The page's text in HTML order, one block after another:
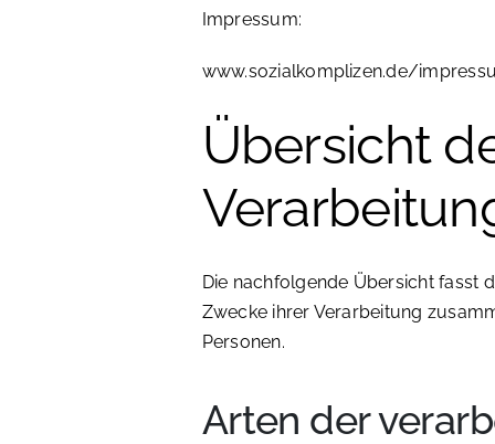
Impressum:
www.sozialkomplizen.de/
Übersicht
Die nachfolgende Übersicht fasst
Zwecke ihrer Verarbeitung
Personen.
Arten der